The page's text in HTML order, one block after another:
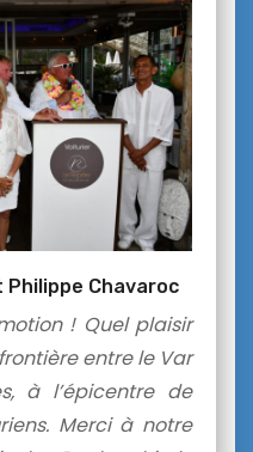
Chavaroc
! Quel plaisir
entre le Var
à l’épicentre de
Merci à notre